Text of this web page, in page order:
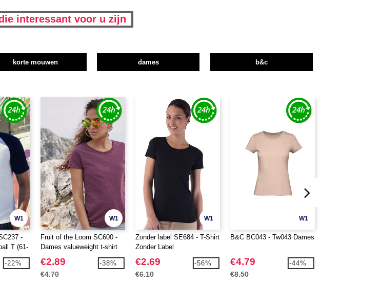
interessant voor u zijn
korte mouwen dames b&c
W1
-
T (61-
-22%
W1
Fruit of the Loom SC600 -
Dames valueweight t-shirt
€2.89
€4.70
-38%
W1
Zonder label SE684 - T-Shirt
Zonder Label
€2.69
€6.10
-56%
W1
B&C BC043 - Tw043 Dames
€4.79
€8.50
-44%